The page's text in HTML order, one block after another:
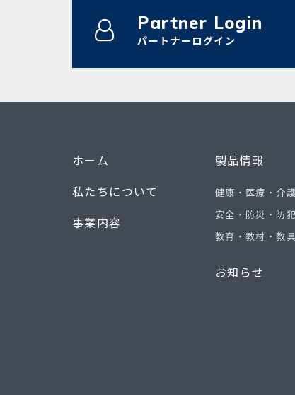
Partner Login
パートナーログイン
ホーム
私たちについて
事業内容
製品情報
健康・医療・介護
安全・防災・防犯
教育・教材・教具
お知らせ